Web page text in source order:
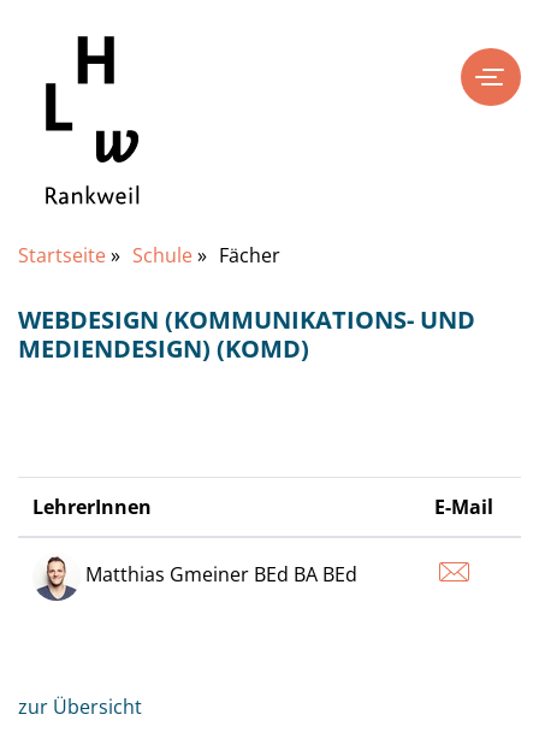
Startseite» Schule» Fächer
WEBDESIGN (KOMMUNIKATIONS- UND
MEDIENDESIGN) (KOMD)
LehrerInnen E-Mail
Matthias Gmeiner BEd BA BEd
zur Übersicht